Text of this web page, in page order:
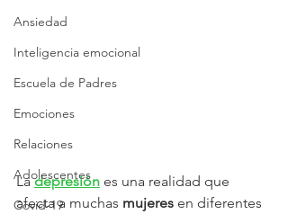
Ansiedad
Inteligencia emocional
Escuela de Padres
Emociones
Relaciones
Adolescentes
Covid-19
La depresión es una realidad que
afecta a muchas mujeres en diferentes